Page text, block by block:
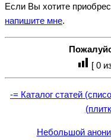
Если Вы хотите
напишите мне.
[ 0
-= Каталог статей
Небольшой